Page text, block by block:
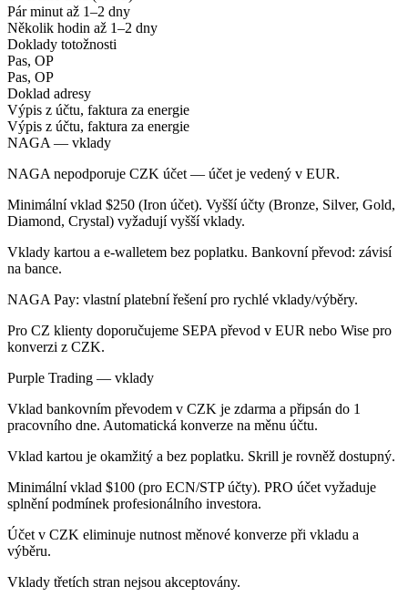
Pár minut až 1–2 dny
Několik hodin až 1–2 dny
Doklady totožnosti
Pas, OP
Pas, OP
Doklad adresy
Výpis z účtu, faktura za energie
Výpis z účtu, faktura za energie
NAGA — vklady
NAGA nepodporuje CZK účet — účet je vedený v EUR.
Minimální vklad $250 (Iron účet). Vyšší účty (Bronze, Silver, Gold,
Diamond, Crystal) vyžadují vyšší vklady.
Vklady kartou a e-walletem bez poplatku. Bankovní převod: závisí
na bance.
NAGA Pay: vlastní platební řešení pro rychlé vklady/výběry.
Pro CZ klienty doporučujeme SEPA převod v EUR nebo Wise pro
konverzi z CZK.
Purple Trading — vklady
Vklad bankovním převodem v CZK je zdarma a připsán do 1
pracovního dne. Automatická konverze na měnu účtu.
Vklad kartou je okamžitý a bez poplatku. Skrill je rovněž dostupný.
Minimální vklad $100 (pro ECN/STP účty). PRO účet vyžaduje
splnění podmínek profesionálního investora.
Účet v CZK eliminuje nutnost měnové konverze při vkladu a
výběru.
Vklady třetích stran nejsou akceptovány.